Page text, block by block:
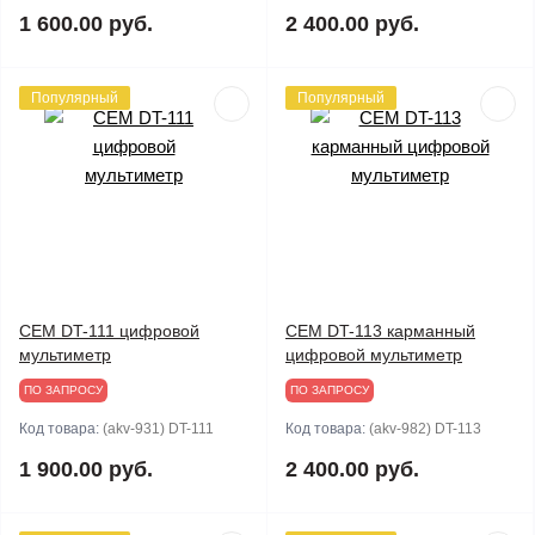
1 600.00 руб. 2 400.00 руб.
Популярный
CEM DT-111 цифровой
мультиметр
ПО ЗАПРОСУ
Код товара: (akv-931) DT-111
1 900.00 руб.
Популярный
CEM DT-113 карманный
цифровой мультиметр
ПО ЗАПРОСУ
Код товара: (akv-982) DT-113
2 400.00 руб.